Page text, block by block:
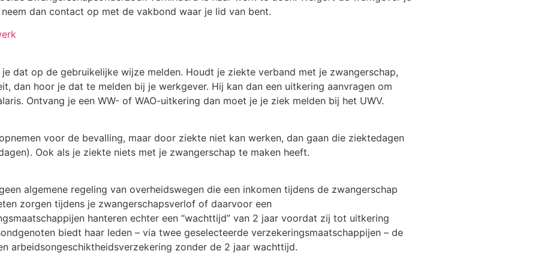
dan contact op met de vakbond waar je lid van bent.
dat op de gebruikelijke wijze melden. Houdt je ziekte verband met je zwangerschap,
dan hoor je dat te melden bij je werkgever. Hij kan dan een uitkering aanvragen om
Ontvang je een WW- of WAO-uitkering dan moet je je ziek melden bij het UWV.
voor de bevalling, maar door ziekte niet kan werken, dan gaan die ziektedagen
Ook als je ziekte niets met je zwangerschap te maken heeft.
algemene regeling van overheidswegen die een inkomen tijdens de zwangerschap
zorgen tijdens je zwangerschapsverlof of daarvoor een
hanteren echter een “wachttijd” van 2 jaar voordat zij tot uitkering
biedt haar leden – via twee geselecteerde verzekeringsmaatschappijen – de
arbeidsongeschiktheidsverzekering zonder de 2 jaar wachttijd.